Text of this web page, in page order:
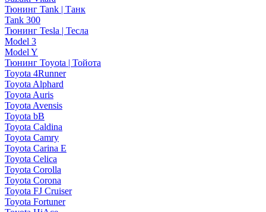
Тюнинг Tank | Танк
Tank 300
Тюнинг Tesla | Тесла
Model 3
Model Y
Тюнинг Toyota | Тойота
Toyota 4Runner
Toyota Alphard
Toyota Auris
Toyota Avensis
Toyota bB
Toyota Caldina
Toyota Camry
Toyota Carina E
Toyota Celica
Toyota Corolla
Toyota Corona
Toyota FJ Cruiser
Toyota Fortuner